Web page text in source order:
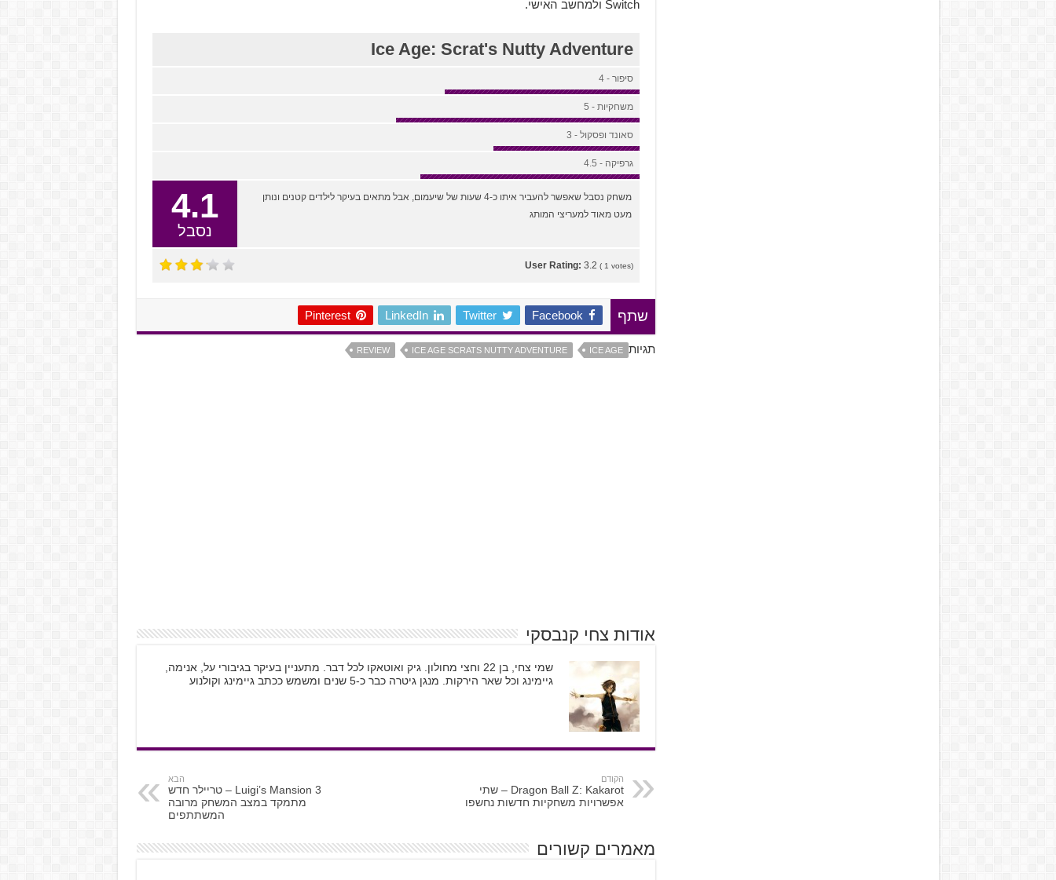
Switch ולמחשב האישי.
Ice Age: Scrat's Nutty Adventure
סיפור - 4
משחקיות - 5
סאונד ופסקול - 3
גרפיקה - 4.5
4.1
נסבל
משחק נסבל שאפשר להעביר איתו כ-4 שעות של שיעמום, אבל מתאים בעיקר לילדים קטנים ונותן
מעט מאוד למעריצי המותג
User Rating: 3.2 ( 1 votes)
שתף Facebook
Twitter
LinkedIn
Pinterest
תגיות ICE AGE
ICE AGE SCRATS NUTTY ADVENTURE
REVIEW
אודות צחי קנבסקי
שמי צחי, בן 22 וחצי מחולון. גיק ואוטאקו לכל דבר. מתעניין בעיקר בגיבורי על, אנימה,
גיימינג וכל שאר הירקות. מנגן גיטרה כבר כ-5 שנים ומשמש ככתב גיימינג וקולנוע
הקודם
Dragon Ball Z: Kakarot – שתי
אפשרויות משחקיות חדשות נחשפו
הבא
Luigi’s Mansion 3 – טריילר חדש
מתמקד במצב המשחק מרובה
המשתתפים
מאמרים קשורים